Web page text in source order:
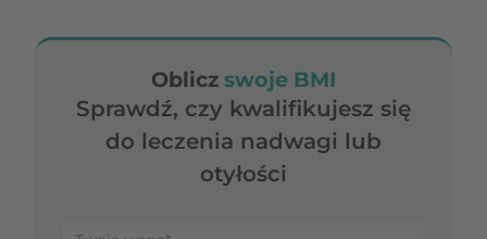
Oblicz swoje BMI
Sprawdź, czy kwalifikujesz się
do leczenia nadwagi lub
otyłości